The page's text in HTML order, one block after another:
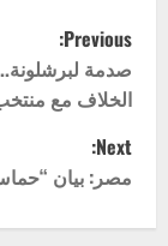
P
o
s
t
n
Previous:
صدمة
الخلاف مع
Next:
مصر: بيان